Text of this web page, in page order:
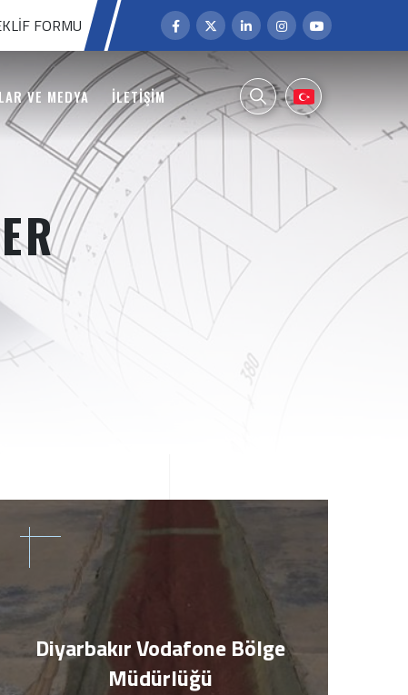
FORMU
VE MEDYA İLETİŞİM
Diyarbakır Vodafone Bölge
Müdürlüğü